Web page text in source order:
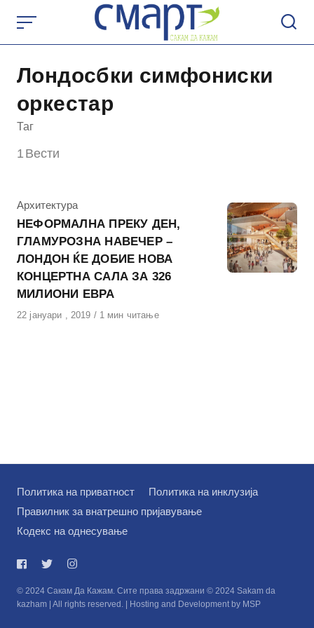
content
Лондосбки симфониски
оркестар
Таг
1 Вести
КАтегорија
Архитектура
НЕФОРМАЛНА ПРЕКУ ДЕН,
ГЛАМУРОЗНА НАВЕЧЕР –
ЛОНДОН ЌЕ ДОБИЕ НОВА
КОНЦЕРТНА САЛА ЗА 326
МИЛИОНИ ЕВРА
Објавено
22 јануари , 2019 1 мин читање
Политика на приватност
Политика на инклузија
Правилник за внатрешно пријавување
Кодекс на однесување
© 2024 Сакам Да Кажам. Сите права задржани © 2024 Sakam da
kazham | All rights reserved. | Hosting and Development by MSP